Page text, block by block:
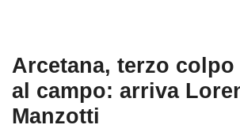
Arcetana, terzo colpo
al campo: arriva
Manzotti